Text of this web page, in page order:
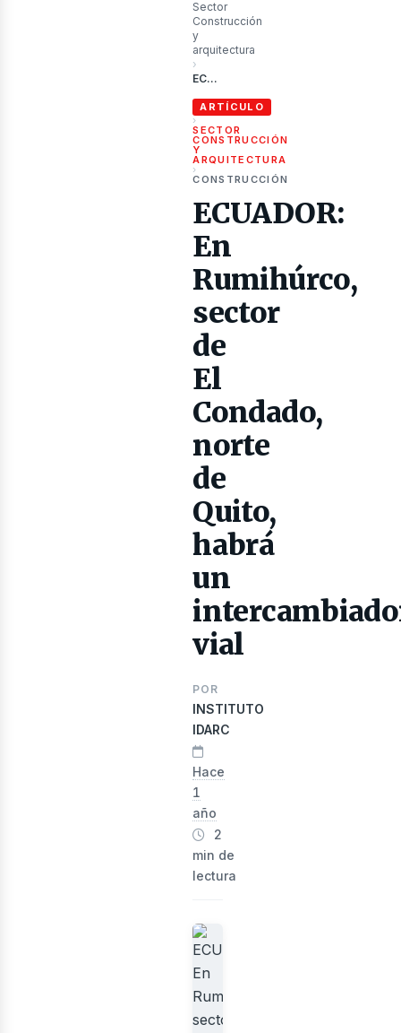
Sector
Construcción
y
arquitectura
›
ECUADOR: En Rumihúrco, sector de El Condado, norte de Quito, habrá un intercambiador vial
ARTÍCULO
›
SECTOR
CONSTRUCCIÓN
Y
ARQUITECTURA
›
CONSTRUCCIÓN
ECUADOR:
En
Rumihúrco,
sector
de
El
Condado,
norte
de
Quito,
habrá
un
vial
POR
INSTITUTO
IDARC
Hace
1
año
2
min de
lectura